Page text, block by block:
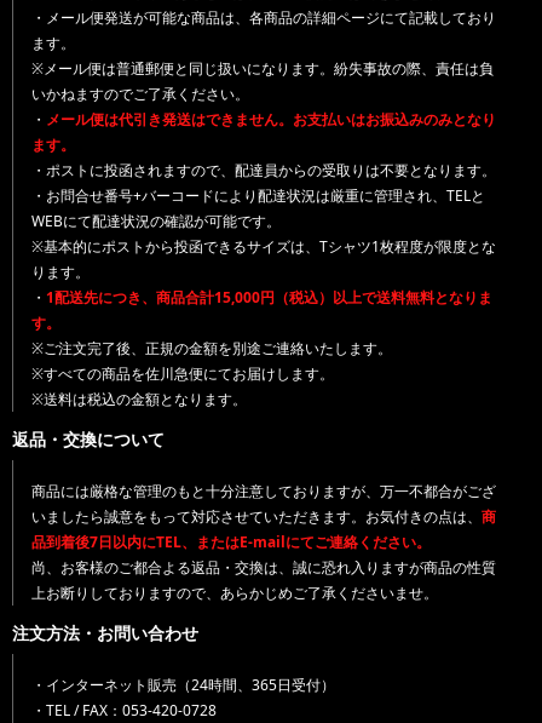
・メール便発送が可能な商品は、各商品の詳細ページにて記載しており
ます。
※メール便は普通郵便と同じ扱いになります。紛失事故の際、責任は負
いかねますのでご了承ください。
・ メール便は代引き発送はできません。お支払いはお振込みのみとなり
ます。
・ポストに投函されますので、配達員からの受取りは不要となります。
・お問合せ番号+バーコードにより配達状況は厳重に管理され、TELと
WEBにて配達状況の確認が可能です。
※基本的にポストから投函できるサイズは、Tシャツ1枚程度が限度とな
ります。
・ 1配送先につき、商品合計15,000円（税込）以上で送料無料となりま
す。
※ご注文完了後、正規の金額を別途ご連絡いたします。
※すべての商品を佐川急便にてお届けします。
※送料は税込の金額となります。
返品・交換について
商品には厳格な管理のもと十分注意しておりますが、万一不都合がござ
いましたら誠意をもって対応させていただきます。お気付きの点は、 商
品到着後7日以内にTEL、またはE-mailにてご連絡ください。
尚、お客様のご都合よる返品・交換は、誠に恐れ入りますが商品の性質
上お断りしておりますので、あらかじめご了承くださいませ。
注文方法・お問い合わせ
・インターネット販売（24時間、365日受付）
・TEL / FAX：053-420-0728